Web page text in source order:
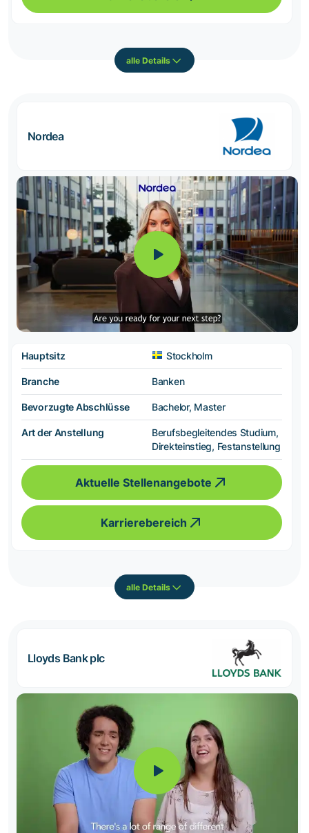
alle Details
Nordea
Hauptsitz Stockholm
Branche Banken
Bevorzugte Abschlüsse Bachelor, Master
Art der Anstellung
Berufsbegleitendes Studium,
Direkteinstieg, Festanstellung
Aktuelle Stellenangebote
Karrierebereich
alle Details
Lloyds Bank plc